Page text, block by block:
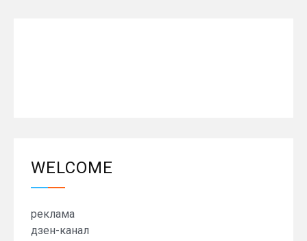
WELCOME
реклама
дзен-канал